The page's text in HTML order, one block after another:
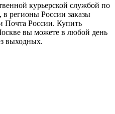
курьерской службой по
регионы России заказы
Почта России. Купить
вы можете в любой день
выходных.